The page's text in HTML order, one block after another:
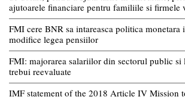
ajutoarele financiare pentru familiile si firmele
FMI cere BNR sa intareasca politica monetara
modifice legea pensiilor
FMI: majorarea salariilor din sectorul public si
trebui reevaluate
IMF statement of the 2018 Article IV Mission